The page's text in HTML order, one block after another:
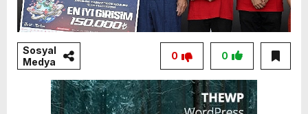
Sosyal
Medya
0
0